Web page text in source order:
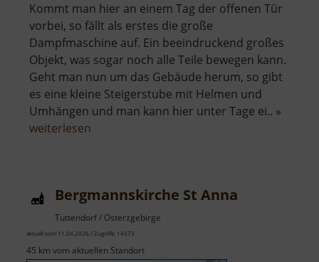
Kommt man hier an einem Tag der offenen Tür
vorbei, so fällt als erstes die große
Dampfmaschine auf. Ein beeindruckend großes
Objekt, was sogar noch alle Teile bewegen kann.
Geht man nun um das Gebäude herum, so gibt
es eine kleine Steigerstube mit Helmen und
Umhängen und man kann hier unter Tage ei.. »
weiterlesen
Bergmannskirche St Anna
Tuttendorf / Osterzgebirge
aktuell vom 11.04.2026 / Zugriffe: 14373
45 km vom aktuellen Standort